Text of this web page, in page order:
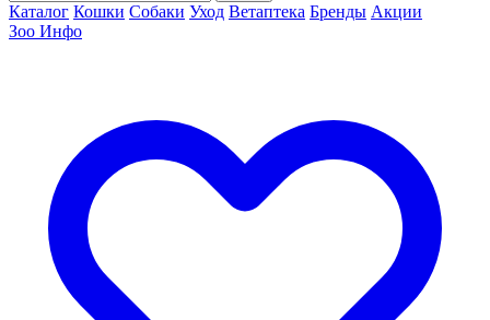
Каталог Кошки Собаки Уход Ветаптека Бренды Акции
Зоо Инфо